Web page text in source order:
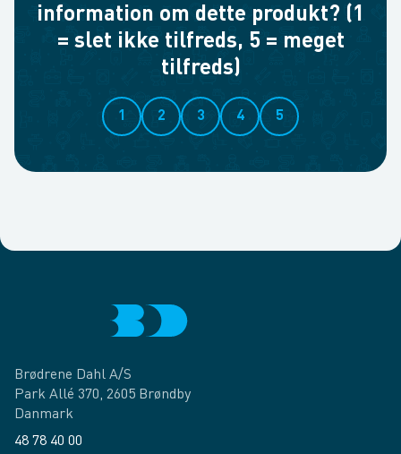
information om dette produkt? (1
= slet ikke tilfreds, 5 = meget
tilfreds)
1 2 3 4 5
Brødrene Dahl A/S
Park Allé 370, 2605 Brøndby
Danmark
48 78 40 00